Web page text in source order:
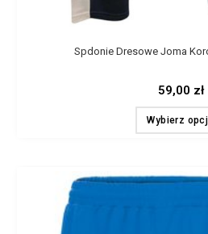
Spdonie Dresowe Joma
59,00 zł
Wybierz